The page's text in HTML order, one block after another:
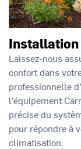
Installation
Laissez-nous
confort dans
professionnelle
l’équipement
précise du
pour répondre à
climatisation.